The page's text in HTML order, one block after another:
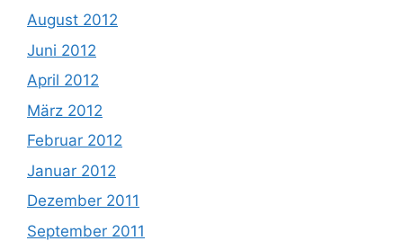
August 2012
Juni 2012
April 2012
März 2012
Februar 2012
Januar 2012
Dezember 2011
September 2011